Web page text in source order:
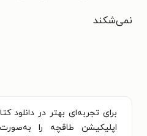
نمی‌شکند
برای تجربه‌ای بهتر در دانلود
اپلیکیشن طاقچه را